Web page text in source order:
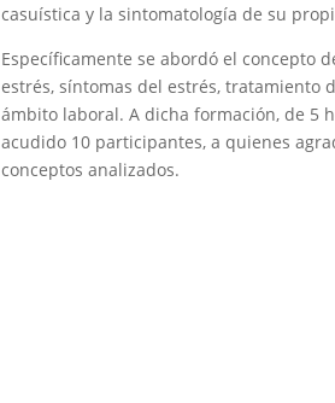
casuística y la sintomatología de su
Específicamente se abordó el concepto
estrés, síntomas del estrés, tratamiento
ámbito laboral. A dicha formación, de 5
acudido 10 participantes, a quienes
conceptos analizados.